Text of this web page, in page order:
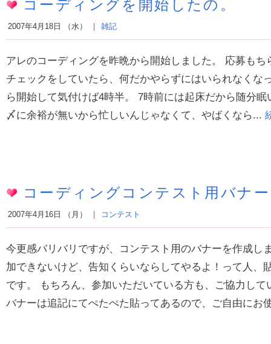
コーディングを開始したの。
2007年4月18日 （水） 雑記
アレのコーディングを昨晩から開始しました。 応募も
チェックをしていたら、何だかやらずにはいられなくな
ら開始して気付けば4時半。 7時前には起床だから随分
〆に余裕が無いから忙しいんじゃなくて、やばくなら...
コーディングコンテスト用バナー
2007年4月16日 （月） コンテスト
今更感バリバリですが、コンテスト用のバナーを作成し
加できないけど、告知くらいならしてやるよ！って人、
です。 もちろん、参加いただいている方も、ご協力し
バナーは追記にてぺたぺた貼ってあるので、ご自由にお